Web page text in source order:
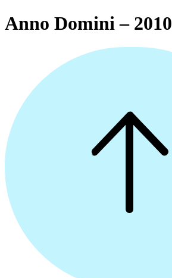
Anno Domini – 2010